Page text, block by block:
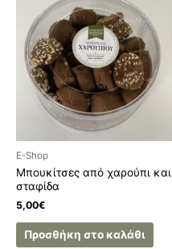
E-Shop
Μπουκίτσες από χαρούπι και
σταφίδα
5,00€
Προσθήκη στο καλάθι